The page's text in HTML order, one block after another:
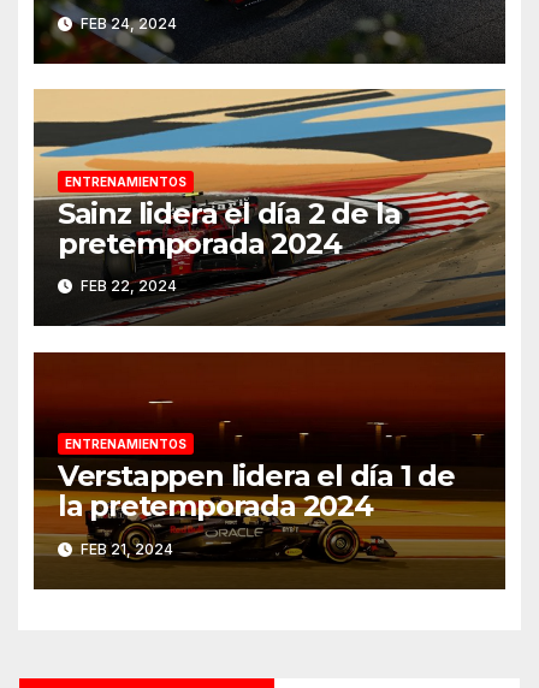
FEB 24, 2024
ENTRENAMIENTOS
Sainz lidera el día 2 de la
pretemporada 2024
FEB 22, 2024
ENTRENAMIENTOS
Verstappen lidera el día 1 de
la pretemporada 2024
FEB 21, 2024